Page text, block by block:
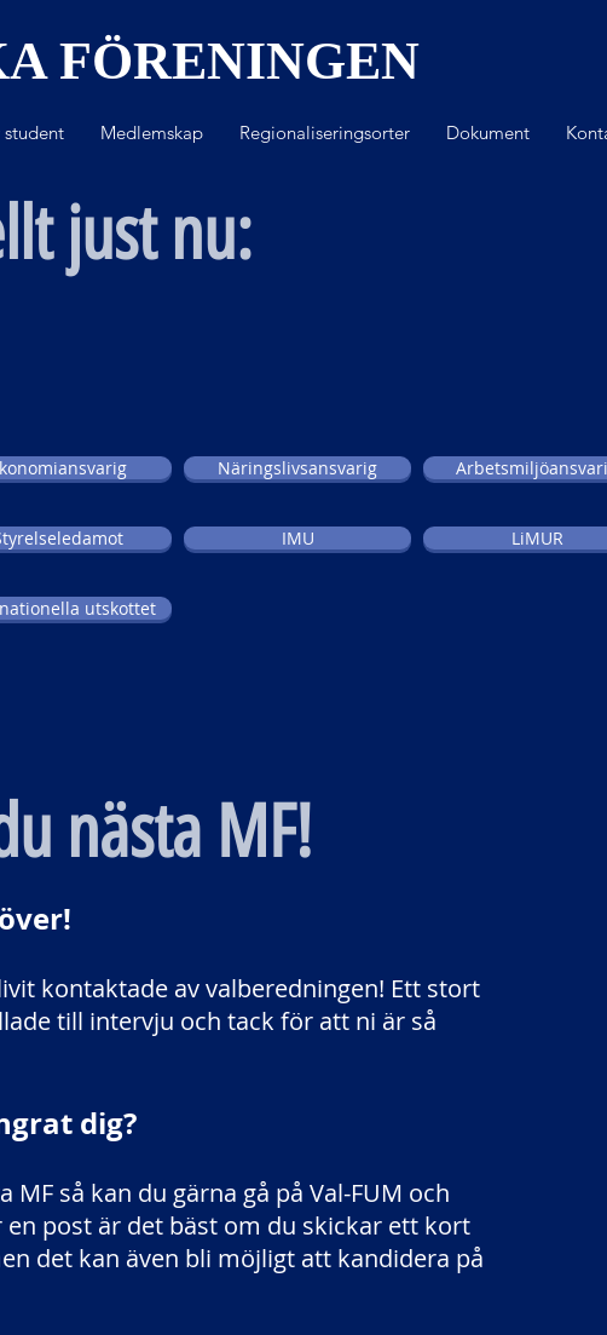
FÖRENINGEN
student Medlemskap Regionaliseringsorter Dokument
just nu:
Näringslivsansvarig
IMU LiMUR
utskottet
nästa MF!
kontaktade av valberedningen! Ett stort
till intervju och tack för att ni är så
dig?
så kan du gärna gå på Val-FUM och
post är det bäst om du skickar ett kort
det kan även bli möjligt att kandidera på